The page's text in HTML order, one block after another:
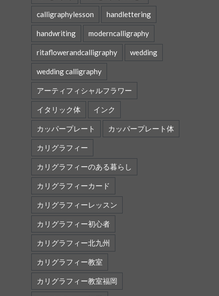
calligraphylesson handlettering
handwriting moderncalligraphy
ritaflowerandcalligraphy wedding
wedding calligraphy
アーティフィシャルフラワー
イタリック体 インク
カッパープレート カッパープレート体
カリグラフィー
カリグラフィーのある暮らし
カリグラフィーカード
カリグラフィーレッスン
カリグラフィー初心者
カリグラフィー北九州
カリグラフィー教室
カリグラフィー教室福岡